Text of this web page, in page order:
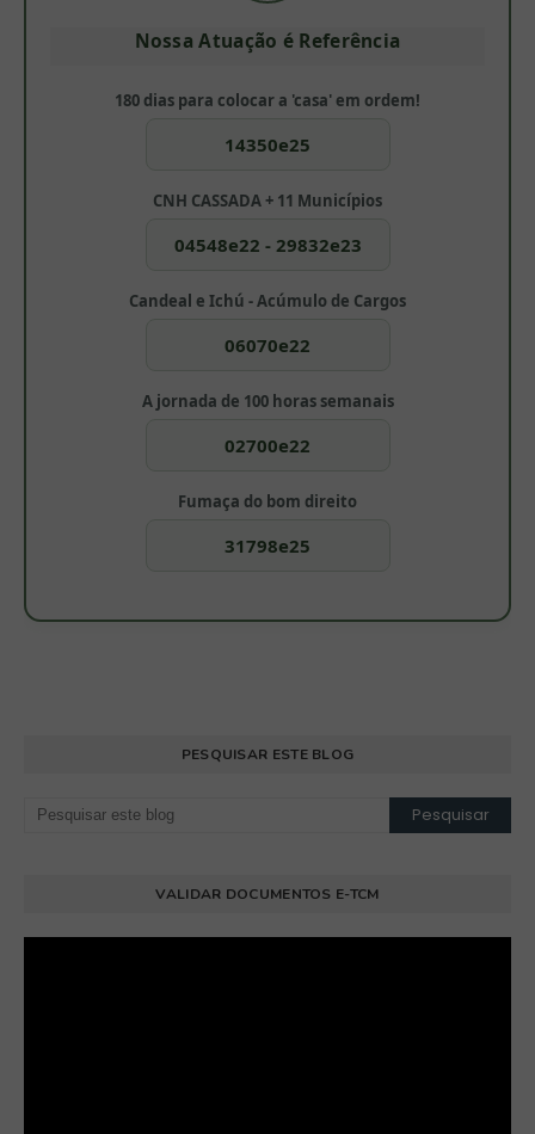
Nossa Atuação é Referência
180 dias para colocar a 'casa' em ordem!
14350e25
CNH CASSADA + 11 Municípios
04548e22 - 29832e23
Candeal e Ichú - Acúmulo de Cargos
06070e22
A jornada de 100 horas semanais
02700e22
Fumaça do bom direito
31798e25
PESQUISAR ESTE BLOG
VALIDAR DOCUMENTOS E-TCM